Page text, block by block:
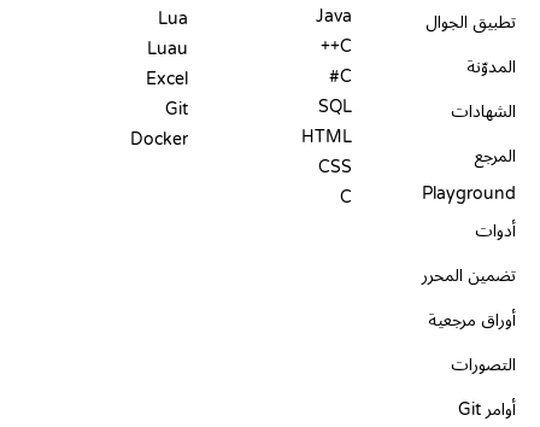
تطبيق الجوال
المدوّنة
الشهادات
المرجع
Playground
أدوات
تضمين المحرر
أوراق مرجعية
التصورات
أوامر Git
Java
C++
C#
SQL
HTML
CSS
C
Lua
Luau
Excel
Git
Docker